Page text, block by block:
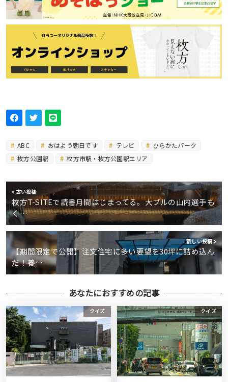
ABC おはよう朝日です テレビ
ひらかたパーク
枚方公園駅
枚方市駅・枚方公園駅エリア
古い投稿
枚方T-SITEで読書月間はじまってる。大ブルの山内選手も
く…
新しい投稿
【期間限定で公開】注文住宅に多い要望を30坪に詰め込ん
だ！養…
あなたにおすすめの記事
クイズ クイズ